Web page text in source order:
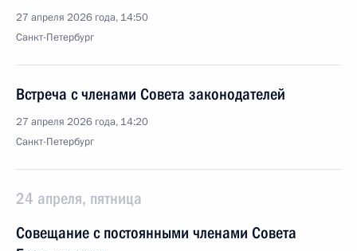
27 апреля 2026 года, 14:50
Санкт-Петербург
Встреча с членами Совета законодателей
27 апреля 2026 года, 14:20
Санкт-Петербург
24 апреля, пятница
Совещание с постоянными членами Совета